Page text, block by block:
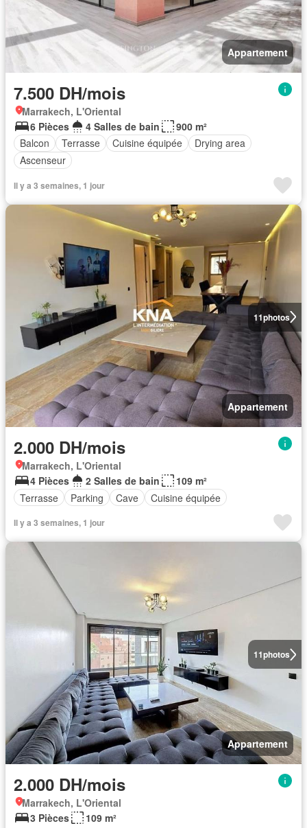
Appartement
7.500 DH/mois
Marrakech, L'Oriental
6 Pièces
4 Salles de bain
900 m²
Balcon
Terrasse Cuisine équipée
Drying area
Ascenseur
Il y a 3 semaines, 1 jour
11photos
Appartement
2.000 DH/mois
Marrakech, L'Oriental
4 Pièces
2 Salles de bain
109 m²
Terrasse
Parking Cave Cuisine équipée
Il y a 3 semaines, 1 jour
11photos
Appartement
2.000 DH/mois
Marrakech, L'Oriental
3 Pièces
109 m²